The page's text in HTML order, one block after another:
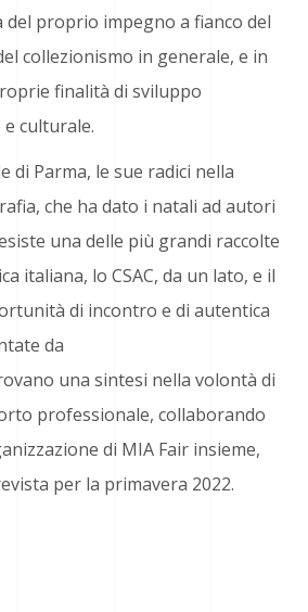
proprio impegno a fianco del
collezionismo in generale, e in
finalità di sviluppo
e culturale.
di Parma, le sue radici nella
che ha dato i natali ad autori
una delle più grandi raccolte
italiana, lo CSAC, da un lato, e il
di incontro e di autentica
da
una sintesi nella volontà di
professionale, collaborando
di MIA Fair insieme,
per la primavera 2022.